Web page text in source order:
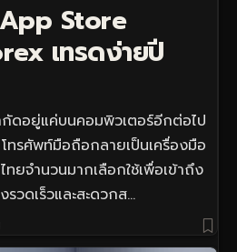
Store
เทรดง่ายปี
กัดอยู่แค่บนคอมพิวเตอร์อีกต่อไป
รศัพท์มือถือกลายเป็นเครื่องมือ
ยจำนวนมากเลือกใช้เพื่อเข้าถึง
วดเร็วและสะดวกส…